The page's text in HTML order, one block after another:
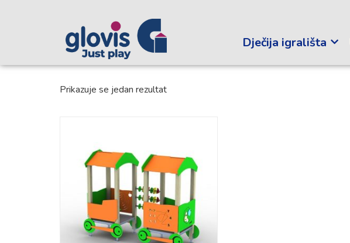
Dječija igrališta
Prikazuje se jedan rezultat